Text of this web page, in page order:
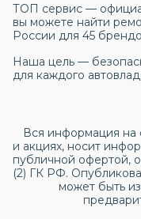
ТОП сервис —
вы можете найти
России для 45
Наша цель —
для каждого
Вся информация на
и акциях, носит
публичной офертой,
(2) ГК РФ.
может быть